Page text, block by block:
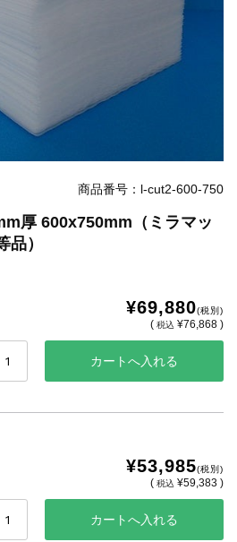
たしました。...
商品番号：l-cut2-600-750
厚 600x750mm（ミラマッ
品）
¥69,880(税別)
(税込 ¥76,868 )
¥53,985(税別)
(税込 ¥59,383 )